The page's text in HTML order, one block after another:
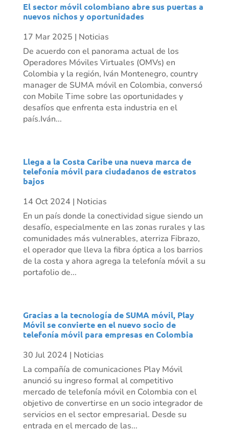
El sector móvil colombiano abre sus puertas a
nuevos nichos y oportunidades
17 Mar 2025 | Noticias
De acuerdo con el panorama actual de los
Operadores Móviles Virtuales (OMVs) en
Colombia y la región, Iván Montenegro, country
manager de SUMA móvil en Colombia, conversó
con Mobile Time sobre las oportunidades y
desafíos que enfrenta esta industria en el
país.Iván...
Llega a la Costa Caribe una nueva marca de
telefonía móvil para ciudadanos de estratos
bajos
14 Oct 2024 | Noticias
En un país donde la conectividad sigue siendo un
desafío, especialmente en las zonas rurales y las
comunidades más vulnerables, aterriza Fibrazo,
el operador que lleva la fibra óptica a los barrios
de la costa y ahora agrega la telefonía móvil a su
portafolio de...
Gracias a la tecnología de SUMA móvil, Play
Móvil se convierte en el nuevo socio de
telefonía móvil para empresas en Colombia
30 Jul 2024 | Noticias
La compañía de comunicaciones Play Móvil
anunció su ingreso formal al competitivo
mercado de telefonía móvil en Colombia con el
objetivo de convertirse en un socio integrador de
servicios en el sector empresarial. Desde su
entrada en el mercado de las...